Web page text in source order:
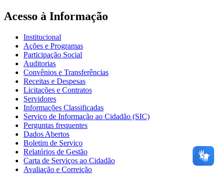
Acesso à Informação
Institucional
Ações e Programas
Participação Social
Auditorias
Convênios e Transferências
Receitas e Despesas
Licitações e Contratos
Servidores
Informações Classificadas
Serviço de Informação ao Cidadão (SIC)
Perguntas frequentes
Dados Abertos
Boletim de Serviço
Relatórios de Gestão
Carta de Serviços ao Cidadão
Avaliação e Correição